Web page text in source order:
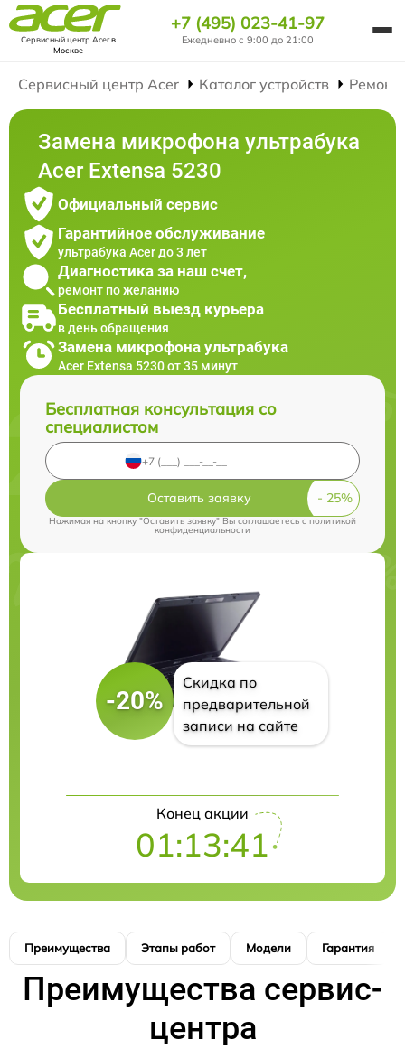
Сервисный центр Acerв
Москве
+7 (495) 023-41-97
Ежедневно с 9:00 до 21:00
Сервисный центр Acer Каталог устройств Ремонт
Замена микрофона ультрабука
Acer Extensa 5230
Официальный сервис
Гарантийное обслуживание
ультрабука Acer до 3 лет
Диагностика за наш счет,
ремонт по желанию
Бесплатный выезд курьера
в день обращения
Замена микрофона ультрабука
Acer Extensa 5230 от 35 минут
Бесплатная консультация со
специалистом
Оставить заявку
Нажимая на кнопку "Оставить заявку" Вы соглашаетесь cполитикой
конфиденциальности
-20%
Скидка по
предварительной
записи на сайте
Конец акции
01:13:41
Преимущества Этапы работ Модели Гарантия
Преимущества сервис-
центра